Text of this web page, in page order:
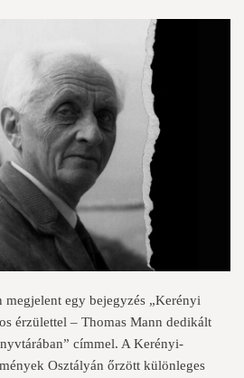
egy bejegyzés „Kerényi
érzülettel – Thomas Mann dedikált
címmel. A Kerényi-
Osztályán őrzött különleges